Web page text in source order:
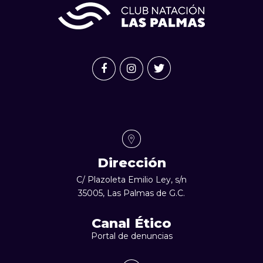
Dirección
C/ Plazoleta Emilio Ley, s/n
35005, Las Palmas de G.C.
Canal Ético
Portal de denuncias